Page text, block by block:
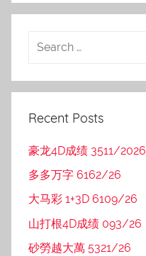
Recent Posts
豪龙4D成绩 3511/2026
多多万字 6162/26
大马彩 1+3D 6109/26
山打根4D成绩 093/26
砂勞越大萬 5321/26